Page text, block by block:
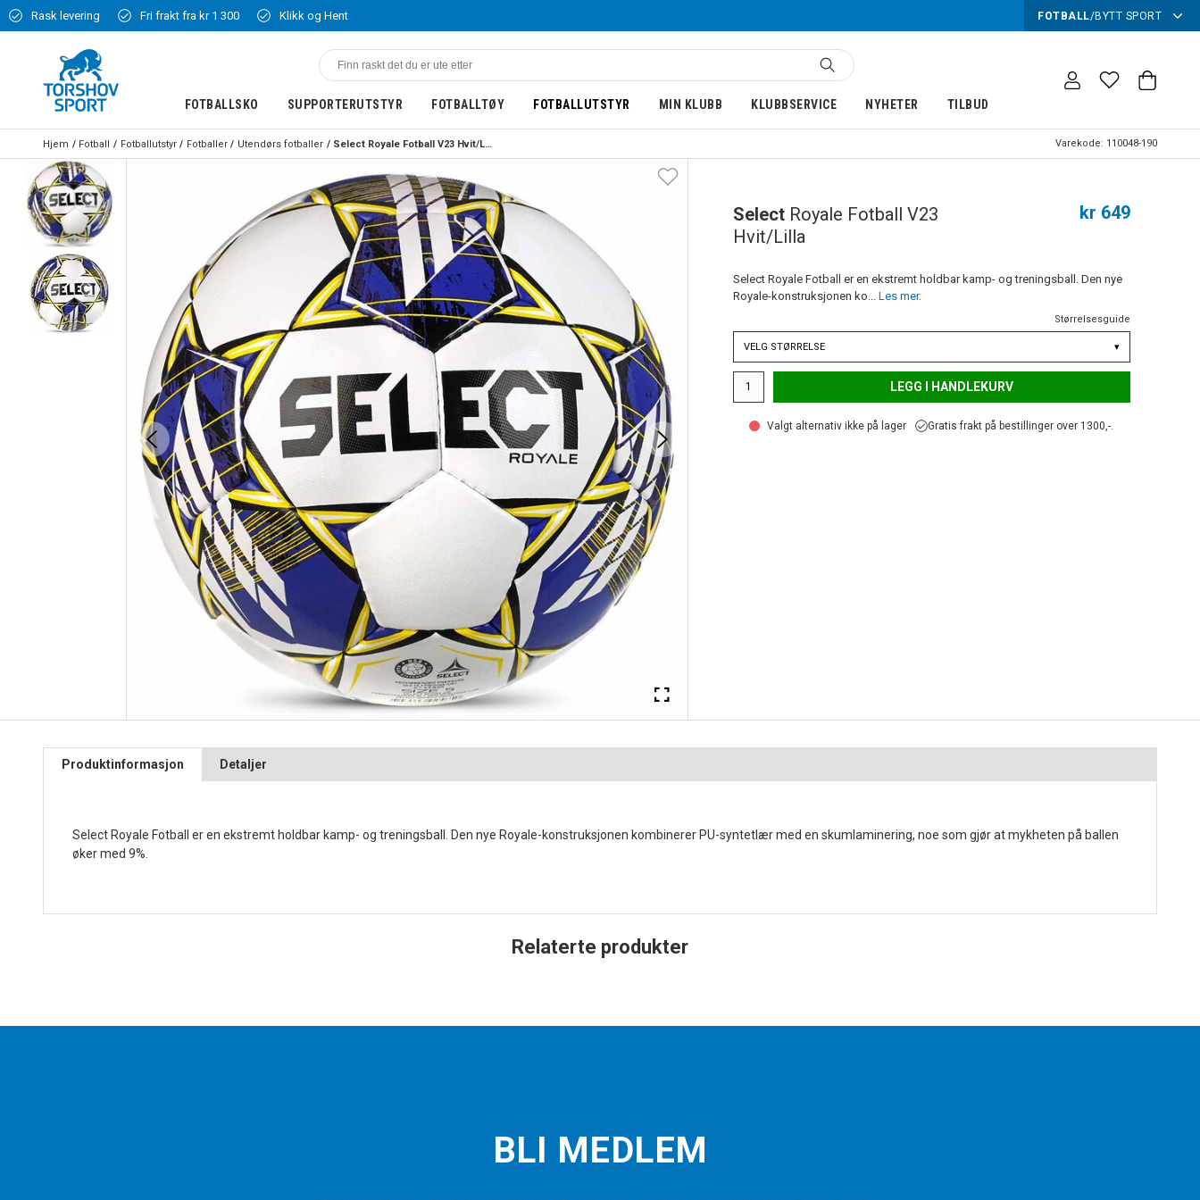
Rask levering Fri frakt fra kr 1 300 Klikk og Hent FOTBALL/BYTT SPORT
FOTBALLSKO SUPPORTERUTSTYR FOTBALLTØY FOTBALLUTSTYR MIN KLUBB KLUBBSERVICE NYHETER TILBUD
Hjem Fotball Fotballutstyr Fotballer Utendørs fotballer Select Royale Fotball V23 Hvit/Lilla Varekode: 110048-190
Select Royale Fotball V23
Hvit/Lilla
kr 649
Select Royale Fotball er en ekstremt holdbar kamp- og treningsball. Den nye
Royale-konstruksjonen ko... Les mer.
Størrelsesguide
VELG STØRRELSE ▾
LEGG I HANDLEKURV
Valgt alternativ ikke på lager Gratis frakt på bestillinger over 1300,-.
Produktinformasjon Detaljer
Select Royale Fotball er en ekstremt holdbar kamp- og treningsball. Den nye Royale-konstruksjonen kombinerer PU-syntetlær med en skumlaminering, noe som gjør at mykheten på ballen
øker med 9%.
Relaterte produkter
BLI MEDLEM